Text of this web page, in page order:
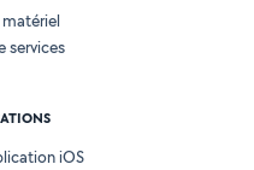
services
iOS